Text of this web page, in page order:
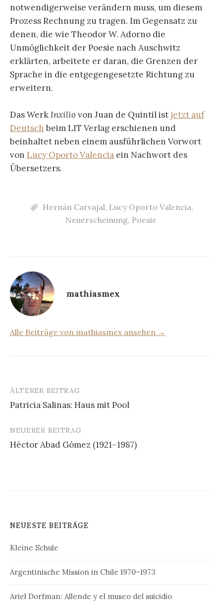
notwendigerweise verändern muss, um diesem
Prozess Rechnung zu tragen. Im Gegensatz zu
denen, die wie Theodor W. Adorno die
Unmöglichkeit der Poesie nach Auschwitz
erklärten, arbeitete er daran, die Grenzen der
Sprache in die entgegengesetzte Richtung zu
erweitern.
Das WerkInxilio von Juan de Quintil ist jetzt auf
Deutsch beim LIT Verlag erschienen und
beinhaltet neben einem ausführlichen Vorwort
von Lucy Oporto Valencia ein Nachwort des
Übersetzers.
Hernán Carvajal, Lucy Oporto Valencia,
Neuerscheinung, Poesie
mathiasmex
Alle Beiträge von mathiasmex ansehen →
Beitrags-
Navigation
ÄLTERER BEITRAG
Patricia Salinas: Haus mit Pool
NEUERER BEITRAG
Héctor Abad Gómez (1921–1987)
NEUESTE BEITRÄGE
Kleine Schule
Argentinische Mission in Chile 1970–1973
Ariel Dorfman: Allende y el museo del suicidio